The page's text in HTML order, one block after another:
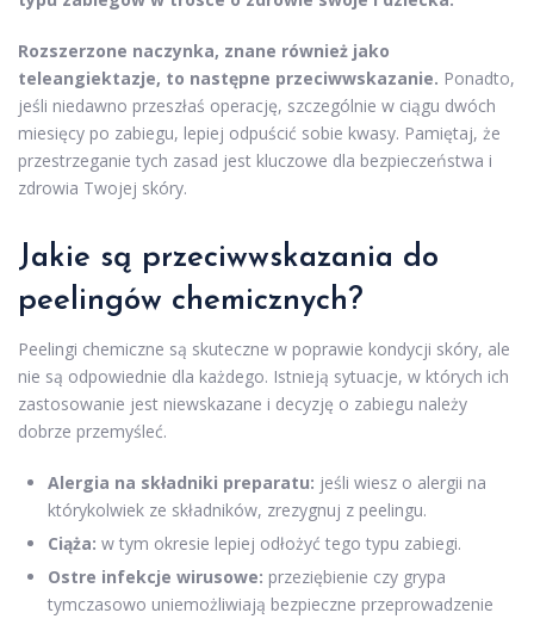
Rozszerzone naczynka, znane również jako
teleangiektazje, to następne przeciwwskazanie. Ponadto,
jeśli niedawno przeszłaś operację, szczególnie w ciągu dwóch
miesięcy po zabiegu, lepiej odpuścić sobie kwasy. Pamiętaj, że
przestrzeganie tych zasad jest kluczowe dla bezpieczeństwa i
zdrowia Twojej skóry.
Jakie są przeciwwskazania do
peelingów chemicznych?
Peelingi chemiczne są skuteczne w poprawie kondycji skóry, ale
nie są odpowiednie dla każdego. Istnieją sytuacje, w których ich
zastosowanie jest niewskazane i decyzję o zabiegu należy
dobrze przemyśleć.
Alergia na składniki preparatu: jeśli wiesz o alergii na
którykolwiek ze składników, zrezygnuj z peelingu.
Ciąża: w tym okresie lepiej odłożyć tego typu zabiegi.
Ostre infekcje wirusowe: przeziębienie czy grypa
tymczasowo uniemożliwiają bezpieczne przeprowadzenie